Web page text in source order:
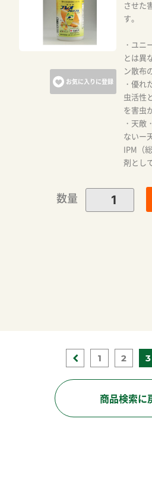
お気に入りに登録
させた
す。
・ユニ
とは異
ン散布
・優れ
虫活性
を害虫
・天敵
ないー
IPM（
剤とし
数量
1 2 3
商品検索に